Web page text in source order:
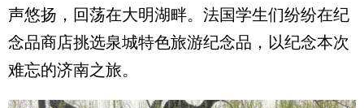
声悠扬，回荡在大明湖畔。法国学生们纷纷在纪
念品商店挑选泉城特色旅游纪念品，以纪念本次
难忘的济南之旅。